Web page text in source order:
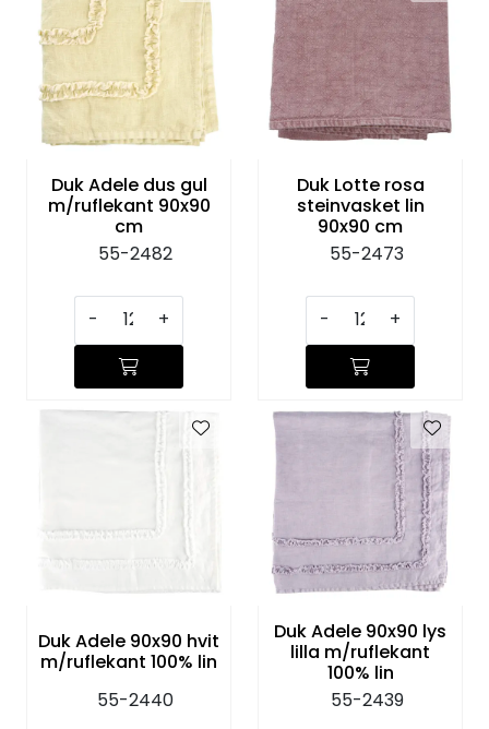
Duk Adele dus gul
m/ruflekant 90x90
cm
55-2482
- +
Duk Lotte rosa
steinvasket lin
90x90 cm
55-2473
- +
Duk Adele 90x90 hvit
m/ruflekant 100% lin
55-2440
Duk Adele 90x90 lys
lilla m/ruflekant
100% lin
55-2439